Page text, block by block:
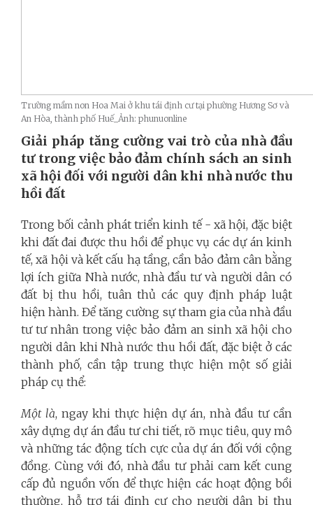
Trường mầm non Hoa Mai ở khu tái định cư tại phường Hương Sơ và
An Hòa, thành phố Huế_Ảnh: phunuonline
Giải pháp tăng cường vai trò của nhà đầu
tư trong việc bảo đảm chính sách an sinh
xã hội đối với người dân khi nhà nước thu
hồi đất
Trong bối cảnh phát triển kinh tế - xã hội, đặc biệt
khi đất đai được thu hồi để phục vụ các dự án kinh
tế, xã hội và kết cấu hạ tầng, cần bảo đảm cân bằng
lợi ích giữa Nhà nước, nhà đầu tư và người dân có
đất bị thu hồi, tuân thủ các quy định pháp luật
hiện hành. Để tăng cường sự tham gia của nhà đầu
tư tư nhân trong việc bảo đảm an sinh xã hội cho
người dân khi Nhà nước thu hồi đất, đặc biệt ở các
thành phố, cần tập trung thực hiện một số giải
pháp cụ thể:
Một là, ngay khi thực hiện dự án, nhà đầu tư cần
xây dựng dự án đầu tư chi tiết, rõ mục tiêu, quy mô
và những tác động tích cực của dự án đối với cộng
đồng. Cùng với đó, nhà đầu tư phải cam kết cung
cấp đủ nguồn vốn để thực hiện các hoạt động bồi
thường, hỗ trợ tái định cư cho người dân bị thu